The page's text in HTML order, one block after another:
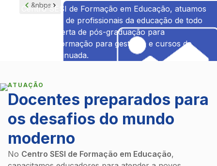
&nbps
&nbps
&nbps
No Centro SESI de Formação em Educação, atuamos
na capacitação de profissionais da educação de todo
o país, com oferta de pós-graduação para
professores, formação para gestores e cursos de
educação continuada.
ATUAÇÃO
Docentes preparados para
os desafios do mundo
moderno
No Centro SESI de Formação em Educação,